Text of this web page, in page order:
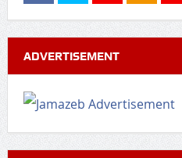
ADVERTISEMENT